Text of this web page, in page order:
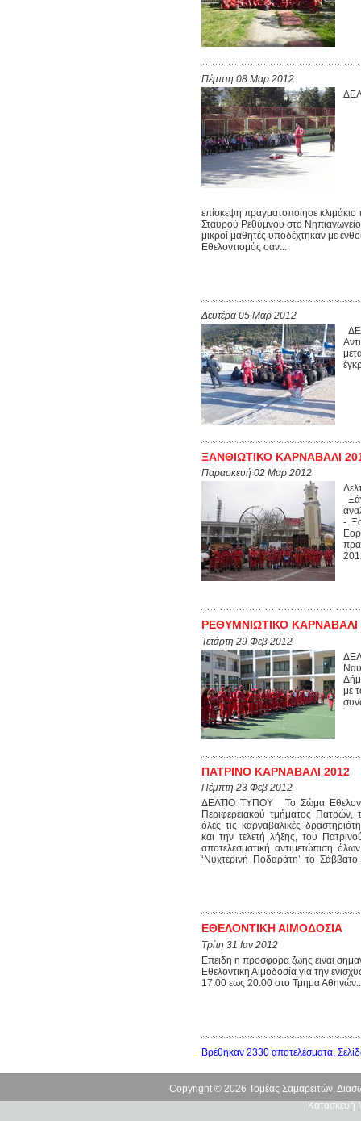
Πέμπτη 08 Μαρ 2012
επίσκεψη πραγματοποίησε
Σταυρού Ρεθύμνου στο Νηπιαγωγείο
μικροί μαθητές υποδέχτηκαν με
Εθελοντισμός σαν...
Δευτέρα 05 Μαρ 2012
ΞΑΝΘΙΩΤΙΚΟ ΚΑΡΝΑΒΑΛΙ
Παρασκευή 02 Μαρ 2012
-
ΡΕΘΥΜΝΙΩΤΙΚΟ ΚΑΡΝΑΒΑΛΙ
Τετάρτη 29 Φεβ 2012
με
ΠΑΤΡΙΝΟ ΚΑΡΝΑΒΑΛΙ 2012
Πέμπτη 23 Φεβ 2012
ΔΕΛΤΙΟ ΤΥΠΟΥ Το Σώμα
Περιφερειακού τμήματος Πατρών,
όλες τις καρναβαλικές
και την τελετή λήξης, του
αποτελεσματική αντιμετώπιση
‘Νυχτερινή Ποδαράτη’ το
ΕΘΕΛΟΝΤΙΚΗ ΑΙΜΟΔΟΣΙΑ
Τρίτη 31 Ιαν 2012
Επειδη η προσφορα ζωης ειναι
Εθελοντικη Αιμοδοσία για την
17.00 εως 20.00 στο Τμημα
Βρέθηκαν 2330 αποτελέσματα.
Copyright © 2026 Τομέας Σαμαρειτών,
Κατασκευή